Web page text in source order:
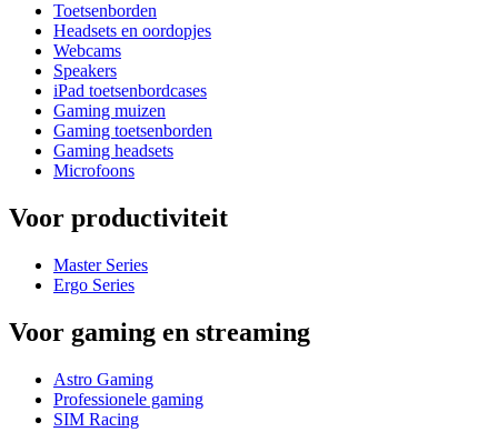
Toetsenborden
Headsets en oordopjes
Webcams
Speakers
iPad toetsenbordcases
Gaming muizen
Gaming toetsenborden
Gaming headsets
Microfoons
Voor productiviteit
Master Series
Ergo Series
Voor gaming en streaming
Astro Gaming
Professionele gaming
SIM Racing